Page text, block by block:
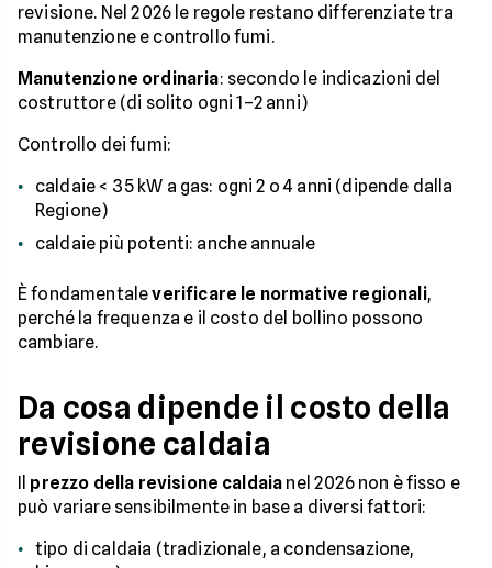
revisione. Nel 2026 le regole restano differenziate tra
manutenzione e controllo fumi.
Manutenzione ordinaria: secondo le indicazioni del
costruttore (di solito ogni 1–2 anni)
Controllo dei fumi:
caldaie < 35 kW a gas: ogni 2 o 4 anni (dipende dalla
Regione)
caldaie più potenti: anche annuale
È fondamentaleverificare le normative regionali,
perché la frequenza e il costo del bollino possono
cambiare.
Da cosa dipende il costo della
revisione caldaia
Il prezzo della revisione caldaia nel 2026 non è fisso e
può variare sensibilmente in base a diversi fattori:
tipo di caldaia (tradizionale, a condensazione,